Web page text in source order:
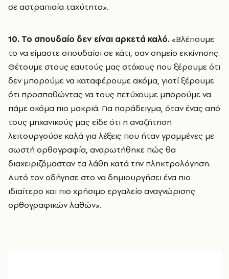
σε αστραπιαία ταχύτητα».
10. Το σπουδαίο δεν είναι αρκετά καλό. «Βλέπουμε
το να είμαστε σπουδαίοι σε κάτι, σαν σημείο εκκίνησης.
Θέτουμε στους εαυτούς μας στόχους που ξέρουμε ότι
δεν μπορούμε να καταφέρουμε ακόμα, γιατί ξέρουμε
ότι προσπαθώντας να τους πετύχουμε μπορούμε να
πάμε ακόμα πιο μακριά. Για παράδειγμα, όταν ένας από
τους μηχανικούς μας είδε ότι η αναζήτηση
λειτουργούσε καλά για λέξεις που ήταν γραμμένες με
σωστή ορθογραφία, αναρωτήθηκε πώς θα
διαχειριζόμασταν τα λάθη κατά την πληκτρολόγηση.
Αυτό τον οδήγησε στο να δημιουργήσει ένα πιο
ιδιαίτερο και πιο χρήσιμο εργαλείο αναγνώρισης
ορθογραφικών λαθών».